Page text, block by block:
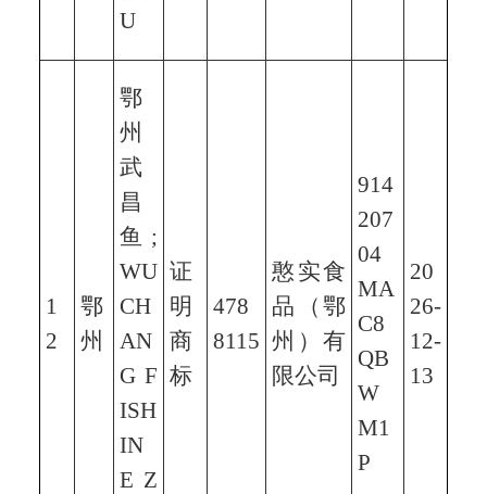
U
1
2
鄂
州
鄂
州
武
昌
鱼;
WU
CH
AN
G F
ISH
IN
E Z
证
明
商
标
478
8115
憨实食
品（鄂
州）有
限公司
914
207
04
MA
C8
QB
W
M1
P
20
26-
12-
13